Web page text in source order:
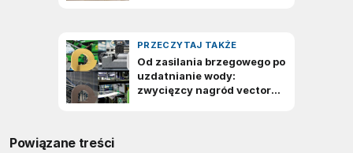
Powiązane treści